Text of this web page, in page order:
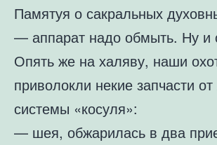
Памятуя о сакральных
— аппарат надо обмыть. Ну и
Опять же на халяву, наши
приволокли некие запчасти
системы «косуля»:
— шея, обжарилась в два